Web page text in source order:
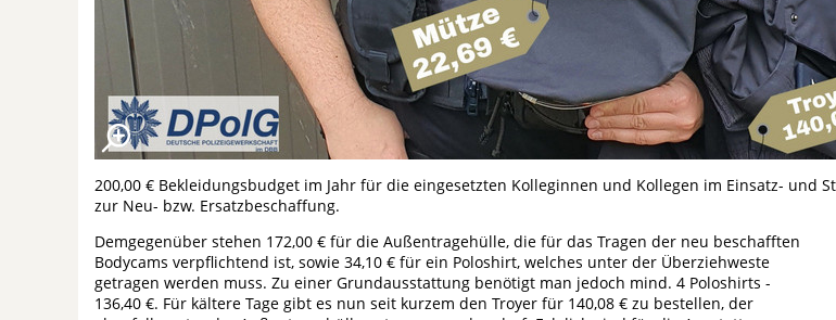
200,00 € Bekleidungsbudget im Jahr für die eingesetzten Kolleginnen und Kollegen im Einsatz- und
zur Neu- bzw. Ersatzbeschaffung.
Demgegenüber stehen 172,00 € für die Außentragehülle, die für das Tragen der neu beschafften
Bodycams verpflichtend ist, sowie 34,10 € für ein Poloshirt, welches unter der Überziehweste
getragen werden muss. Zu einer Grundausstattung benötigt man jedoch mind. 4 Poloshirts -
136,40 €. Für kältere Tage gibt es nun seit kurzem den Troyer für 140,08 € zu bestellen, der